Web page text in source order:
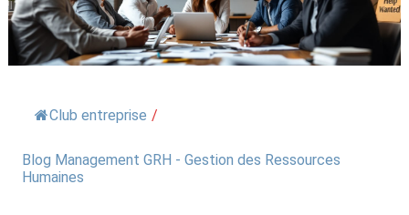
Club entreprise /
Blog Management GRH - Gestion des Ressources
Humaines